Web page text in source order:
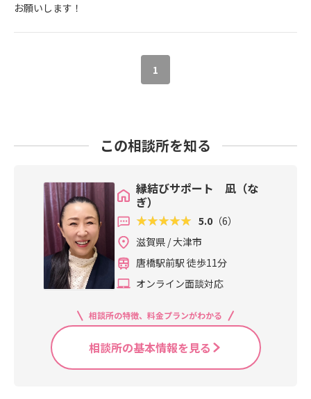
お願いします！
1
この相談所を知る
縁結びサポート 凪（な
ぎ）
5.0 （6）
滋賀県 / 大津市
唐橋駅前駅 徒歩11分
オンライン面談対応
相談所の特徴、料金プランがわかる
相談所の基本情報を見る